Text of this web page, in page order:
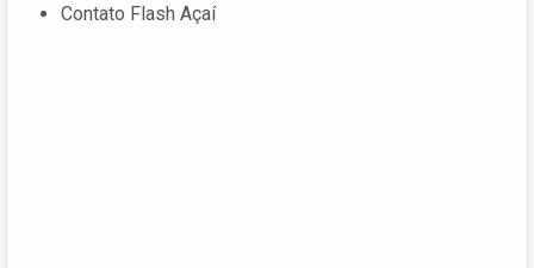
Contato Flash Açaí